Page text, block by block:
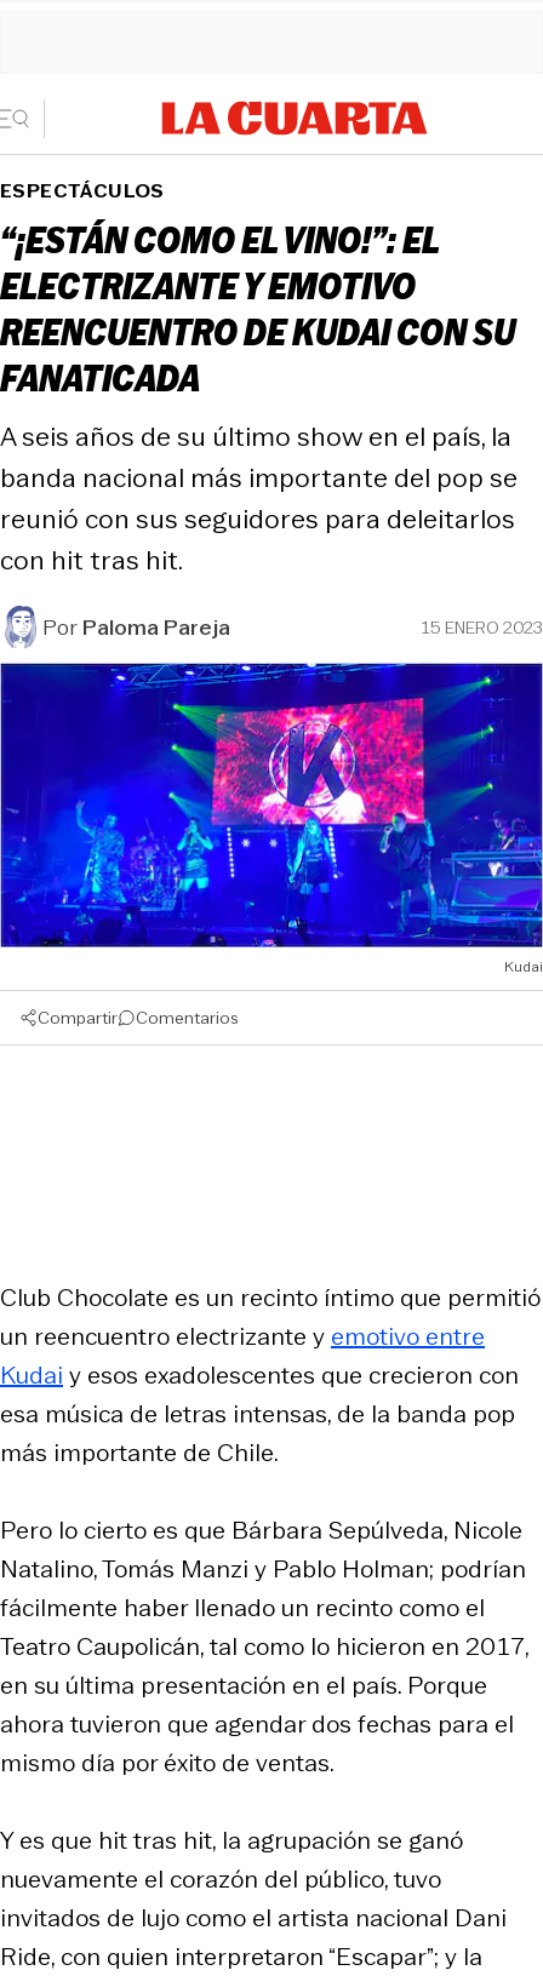
ESPECTÁCULOS
“¡ESTÁN COMO EL VINO!”: EL
ELECTRIZANTE Y EMOTIVO
REENCUENTRO DE KUDAI CON SU
FANATICADA
A seis años de su último show en el país, la
banda nacional más importante del pop se
reunió con sus seguidores para deleitarlos
con hit tras hit.
PorPaloma Pareja 15 ENERO 2023
Kudai
Compartir Comentarios
Club Chocolate es un recinto íntimo que permitió
un reencuentro electrizante y emotivo entre
Kudai y esos exadolescentes que crecieron con
esa música de letras intensas, de la banda pop
más importante de Chile.
Pero lo cierto es que Bárbara Sepúlveda, Nicole
Natalino, Tomás Manzi y Pablo Holman; podrían
fácilmente haber llenado un recinto como el
Teatro Caupolicán, tal como lo hicieron en 2017,
en su última presentación en el país. Porque
ahora tuvieron que agendar dos fechas para el
mismo día por éxito de ventas.
Y es que hit tras hit, la agrupación se ganó
nuevamente el corazón del público, tuvo
invitados de lujo como el artista nacional Dani
Ride, con quien interpretaron “Escapar”; y la